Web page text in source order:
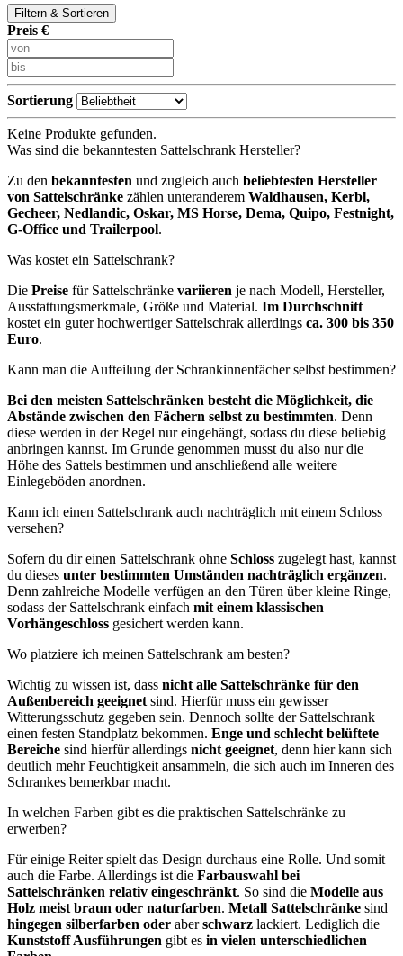
Filtern & Sortieren
Preis €
Sortierung
Keine Produkte gefunden.
Was sind die bekanntesten Sattelschrank Hersteller?
Zu den bekanntesten und zugleich auch beliebtesten Hersteller
von Sattelschränke zählen unteranderem Waldhausen, Kerbl,
Gecheer, Nedlandic, Oskar, MS Horse, Dema, Quipo, Festnight,
G-Office und Trailerpool.
Was kostet ein Sattelschrank?
Die Preise für Sattelschränke variieren je nach Modell, Hersteller,
Ausstattungsmerkmale, Größe und Material. Im Durchschnitt
kostet ein guter hochwertiger Sattelschrak allerdings ca. 300 bis 350
Euro.
Kann man die Aufteilung der Schrankinnenfächer selbst bestimmen?
Bei den meisten Sattelschränken besteht die Möglichkeit, die
Abstände zwischen den Fächern selbst zu bestimmten. Denn
diese werden in der Regel nur eingehängt, sodass du diese beliebig
anbringen kannst. Im Grunde genommen musst du also nur die
Höhe des Sattels bestimmen und anschließend alle weitere
Einlegeböden anordnen.
Kann ich einen Sattelschrank auch nachträglich mit einem Schloss
versehen?
Sofern du dir einen Sattelschrank ohne Schloss zugelegt hast, kannst
du dieses unter bestimmten Umständen nachträglich ergänzen.
Denn zahlreiche Modelle verfügen an den Türen über kleine Ringe,
sodass der Sattelschrank einfach mit einem klassischen
Vorhängeschloss gesichert werden kann.
Wo platziere ich meinen Sattelschrank am besten?
Wichtig zu wissen ist, dass nicht alle Sattelschränke für den
Außenbereich geeignet sind. Hierfür muss ein gewisser
Witterungsschutz gegeben sein. Dennoch sollte der Sattelschrank
einen festen Standplatz bekommen. Enge und schlecht belüftete
Bereiche sind hierfür allerdings nicht geeignet, denn hier kann sich
deutlich mehr Feuchtigkeit ansammeln, die sich auch im Inneren des
Schrankes bemerkbar macht.
In welchen Farben gibt es die praktischen Sattelschränke zu
erwerben?
Für einige Reiter spielt das Design durchaus eine Rolle. Und somit
auch die Farbe. Allerdings ist die Farbauswahl bei
Sattelschränken relativ eingeschränkt. So sind die Modelle aus
Holz meist braun oder naturfarben. Metall Sattelschränke sind
hingegen silberfarben oder aberschwarz lackiert. Lediglich die
Kunststoff Ausführungen gibt es in vielen unterschiedlichen